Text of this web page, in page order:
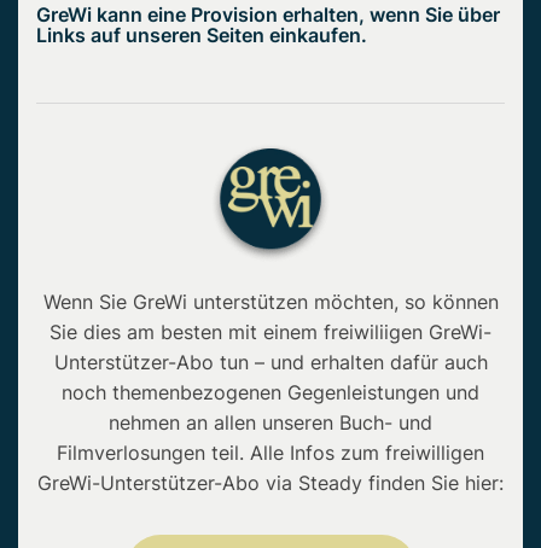
GreWi kann eine Provision erhalten, wenn Sie über
Links auf unseren Seiten einkaufen.
Wenn Sie GreWi unterstützen möchten, so können
Sie dies am besten mit einem freiwiliigen GreWi-
Unterstützer-Abo tun – und erhalten dafür auch
noch themenbezogenen Gegenleistungen und
nehmen an allen unseren Buch- und
Filmverlosungen teil. Alle Infos zum freiwilligen
GreWi-Unterstützer-Abo via Steady finden Sie hier: